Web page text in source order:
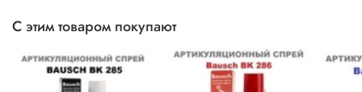
С этим товаром покупают